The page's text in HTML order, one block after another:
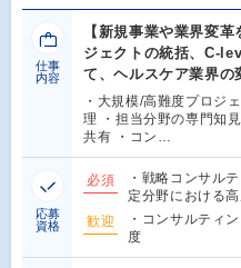
仕事
内容
【新規事業や業界変
ジェクトの統括、C-
て、ヘルスケア業界の
・大規模/高難度プロジ
理 ・担当分野の専門知
共有 ・コン…
応募
資格
必須
・戦略コンサル
定分野における
歓迎
・コンサルティ
度